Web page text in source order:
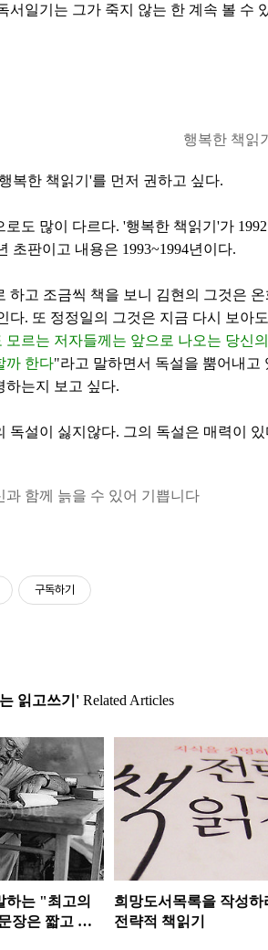
서일기는 그가 죽지 않는 한 계속 볼 수
행복한 책읽기
복한 책읽기'를 먼저 권하고 싶다.
로도 많이 다르다. '행복한 책읽기'가
초판이고 내용은 1993~1994년이다.
하고 조금씩 책을 보니 김현의 그것은
다. 또 정정일의 그것은 지금 다시 보아
모르는 저자들께는 앞으로 나오는 당신
까 한다"라고 말하면서 독설을 뿜어내고
하는지 보고 싶다.
독설이 싫지않다. 그의 독설은 매력이 있
과 함께 늙을 수 있어 기쁩니다
구독하기
읽고쓰기' Related Articles
하는 "최고의
장은 짧고 힘
희망도서목록을 작성하
전략적 책읽기